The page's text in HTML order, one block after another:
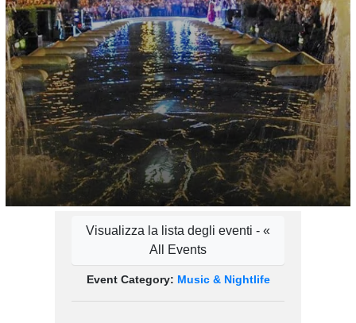
Visualizza la lista degli eventi - «
All Events
Event Category: Music & Nightlife